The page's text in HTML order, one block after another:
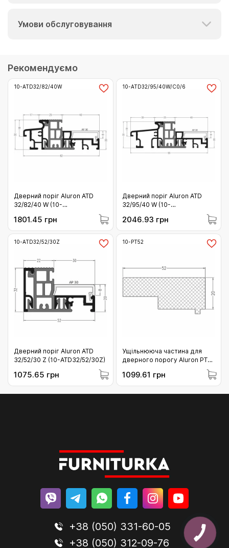
Умови обслуговування
Рекомендуємо
10-ATD32/82/40W
Дверний поріг Aluron ATD
32/82/40 W (10-
1801.45 грн
10-ATD32/95/40W/C0/6
Дверний поріг Aluron ATD
32/95/40 W (10-
2046.93 грн
10-ATD32/52/30Z
Дверний поріг Aluron ATD
32/52/30 Z (10-ATD32/52/30Z)
1075.65 грн
10-PT52
Ущільнююча частина для
дверного порогу Aluron PT
1099.61 грн
+38 (050) 331-60-05
+38 (050) 312-09-76